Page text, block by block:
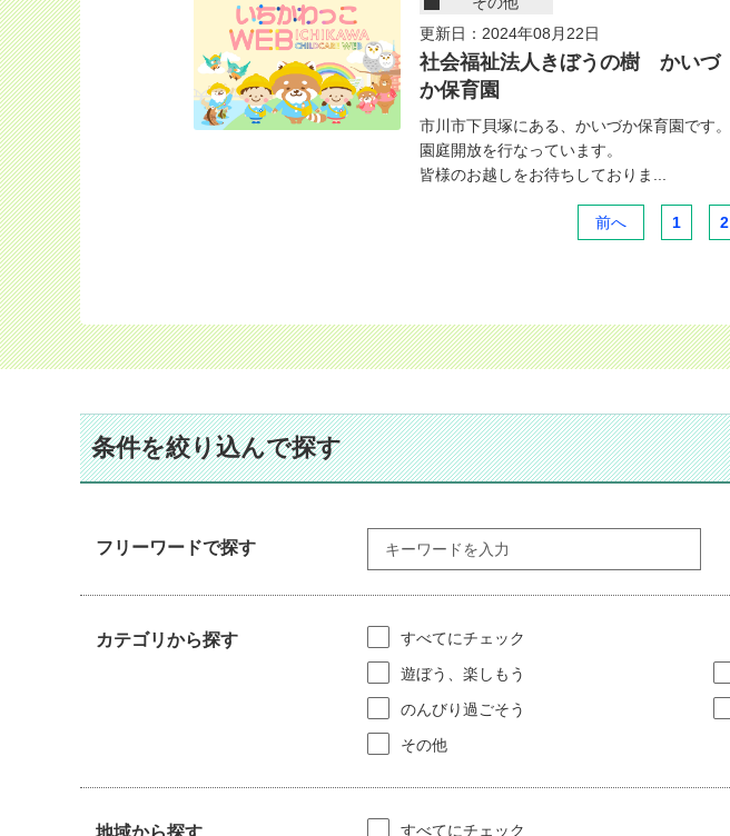
更新日：2024年08月22日
社会福祉法人きぼうの樹 かいづ
か保育園
市川市下貝塚にある、かいづか保育園です。
園庭開放を行なっています。
皆様のお越しをお待ちしておりま...
前へ 1 2
条件を絞り込んで探す
フリーワードで探す
カテゴリから探す
すべてにチェック
遊ぼう、楽しもう
のんびり過ごそう
その他
すべてにチェック